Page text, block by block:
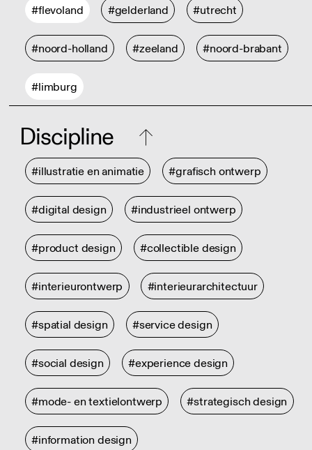
#flevoland #gelderland #utrecht
#noord-holland #zeeland #noord-brabant
#limburg
Discipline
#illustratie en animatie #grafisch ontwerp
#digital design #industrieel ontwerp
#product design #collectible design
#interieurontwerp #interieurarchitectuur
#spatial design #service design
#social design #experience design
#mode- en textielontwerp #strategisch design
#information design